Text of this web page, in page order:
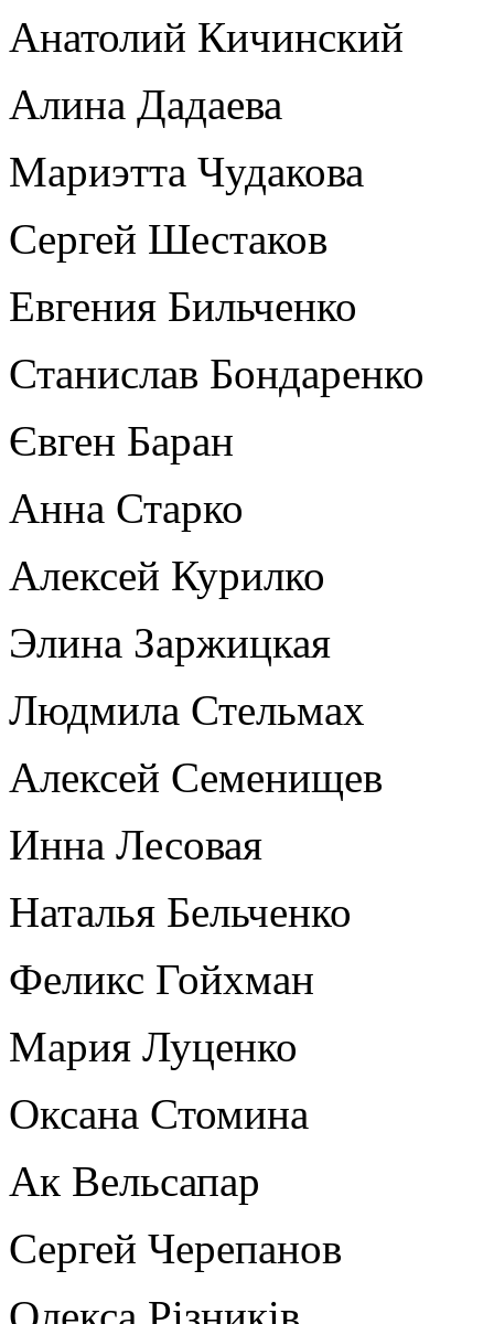
Анатолий Кичинский
Алина Дадаева
Мариэтта Чудакова
Сергей Шестаков
Евгения Бильченко
Станислав Бондаренко
Євген Баран
Анна Старко
Алексей Курилко
Элина Заржицкая
Людмила Стельмах
Алексей Семенищев
Инна Лесовая
Наталья Бельченко
Феликс Гойхман
Мария Луценко
Оксана Стомина
Ак Вельсапар
Сергей Черепанов